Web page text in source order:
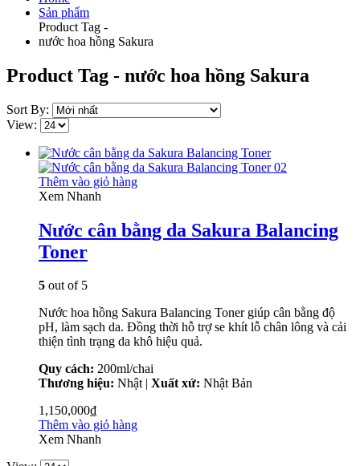
Sản phẩm
Product Tag -
nước hoa hồng Sakura
Product Tag - nước hoa hồng Sakura
Sort By:
View:
Thêm vào giỏ hàng
Xem Nhanh
Nước cân bằng da Sakura Balancing
Toner
5 out of 5
Nước hoa hồng Sakura Balancing Toner giúp cân bằng độ
pH, làm sạch da. Đồng thời hỗ trợ se khít lỗ chân lông và cải
thiện tình trạng da khô hiệu quả.
Quy cách: 200ml/chai
Thương hiệu: Nhật | Xuất xứ: Nhật Bản
1,150,000₫
Thêm vào giỏ hàng
Xem Nhanh